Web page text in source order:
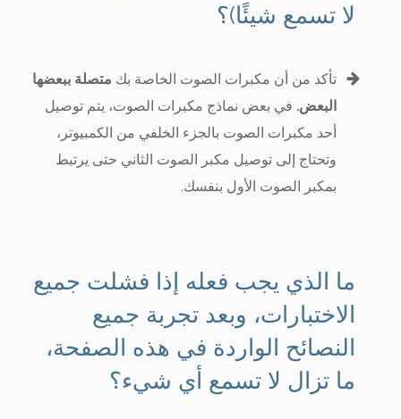
لا تسمع شيئًا)؟
تأكد من أن مكبرات الصوت الخاصة بك متصلة ببعضها
البعض. في بعض نماذج مكبرات الصوت، يتم توصيل
أحد مكبرات الصوت بالجزء الخلفي من الكمبيوتر،
وتحتاج إلى توصيل مكبر الصوت الثاني حتى يرتبط
بمكبر الصوت الأول بنفسك.
ما الذي يجب فعله إذا فشلت جميع
الاختبارات، وبعد تجربة جميع
النصائح الواردة في هذه الصفحة،
ما تزال لا تسمع أي شيء؟